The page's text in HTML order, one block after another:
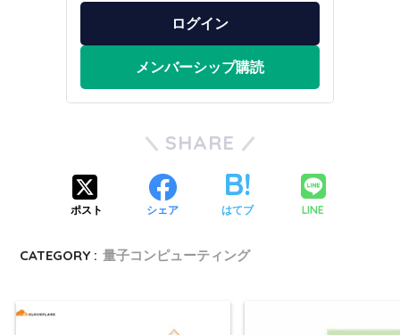
ログイン
メンバーシップ購読
SHARE
ポスト シェア はてブ LINE
CATEGORY : 量子コンピューティング